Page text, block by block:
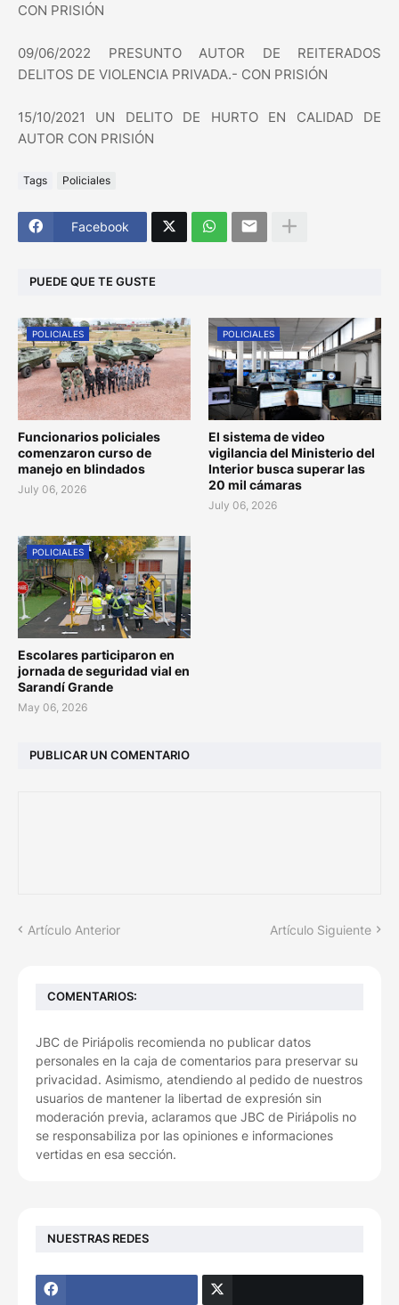
CON PRISIÓN
09/06/2022 PRESUNTO AUTOR DE REITERADOS
DELITOS DE VIOLENCIA PRIVADA.- CON PRISIÓN
15/10/2021 UN DELITO DE HURTO EN CALIDAD DE
AUTOR CON PRISIÓN
Tags Policiales
Facebook
PUEDE QUE TE GUSTE
POLICIALES
Funcionarios policiales
comenzaron curso de
manejo en blindados
July 06, 2026
POLICIALES
El sistema de video
vigilancia del Ministerio del
Interior busca superar las
20 mil cámaras
July 06, 2026
POLICIALES
Escolares participaron en
jornada de seguridad vial en
Sarandí Grande
May 06, 2026
PUBLICAR UN COMENTARIO
Artículo Anterior Artículo Siguiente
COMENTARIOS:
JBC de Piriápolis recomienda no publicar datos
personales en la caja de comentarios para preservar su
privacidad. Asimismo, atendiendo al pedido de nuestros
usuarios de mantener la libertad de expresión sin
moderación previa, aclaramos que JBC de Piriápolis no
se responsabiliza por las opiniones e informaciones
vertidas en esa sección.
NUESTRAS REDES